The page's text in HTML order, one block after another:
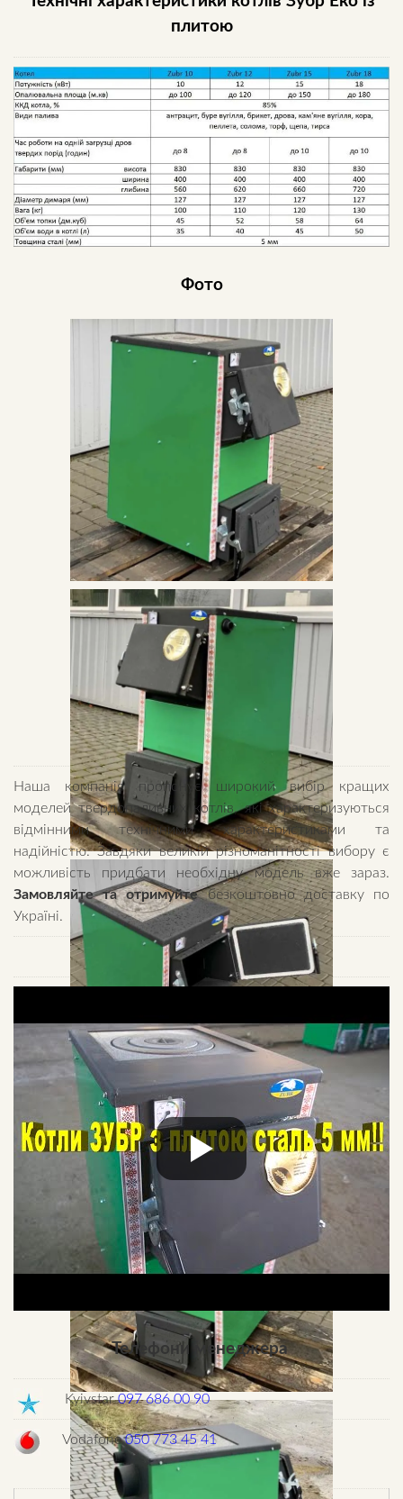
плитою
Фото
Наша компанія пропонує широкий вибір кращих
моделей твердопаливних котлів, які характеризуються
відмінними технічними характеристиками та
надійністю. Завдяки великій різноманітності вибору є
можливість придбати необхідну модель вже зараз.
Замовляйте та отримуйтебезкоштовно доставку по
Україні.
Телефони менеджера
Kyivstar097 686 00 90
Vodafone050 773 45 41